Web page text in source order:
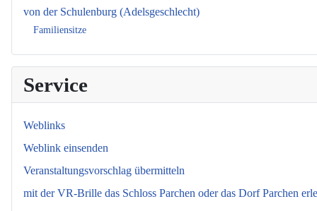
von der Schulenburg (Adelsgeschlecht)
Familiensitze
Service
Weblinks
Weblink einsenden
Veranstaltungsvorschlag übermitteln
mit der VR-Brille das Schloss Parchen oder das Dorf Parchen